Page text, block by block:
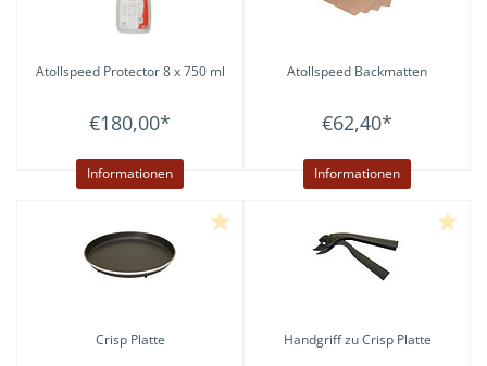
Atollspeed Protector 8 x 750 ml
€180,00*
Informationen
Atollspeed Backmatten
€62,40*
Informationen
Crisp Platte Handgriff zu Crisp Platte